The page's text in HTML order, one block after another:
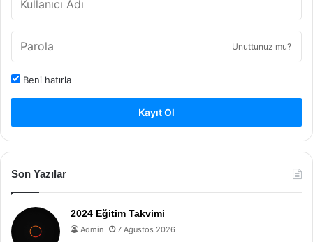
Unuttunuz mu?
Beni hatırla
Kayıt Ol
Son Yazılar
2024 Eğitim Takvimi
Admin 7 Ağustos 2026